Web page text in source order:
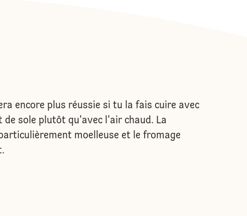
encore plus réussie si tu la fais cuire avec
de sole plutôt qu'avec l'air chaud. La
moelleuse et le fromage